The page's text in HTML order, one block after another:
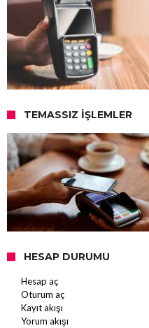
TEMASSIZ İŞLEMLER
HESAP DURUMU
Hesap aç
Oturum aç
Kayıt akışı
Yorum akışı